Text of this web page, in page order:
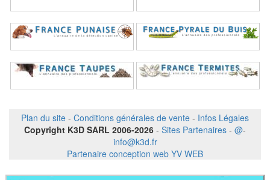
Plan du site - Conditions générales de vente - Infos Légales
Copyright K3D SARL 2006-2026 - Sites Partenaires - @-
info@k3d.fr
Partenaire conception web YV WEB